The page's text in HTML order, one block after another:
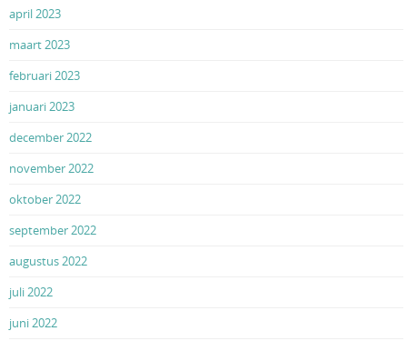
april 2023
maart 2023
februari 2023
januari 2023
december 2022
november 2022
oktober 2022
september 2022
augustus 2022
juli 2022
juni 2022